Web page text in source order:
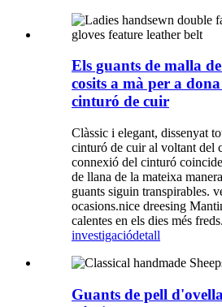
Els guants de malla
cosits a mà per a
cinturó de cuir
Clàssic i elegant, dissenyat
cinturó de cuir al voltant del
connexió del cinturó
de llana de la mateixa
guants siguin transpirables.
ocasions.nice dreesing
calentes en els dies més freds.
investigaciódetall
Guants de pell